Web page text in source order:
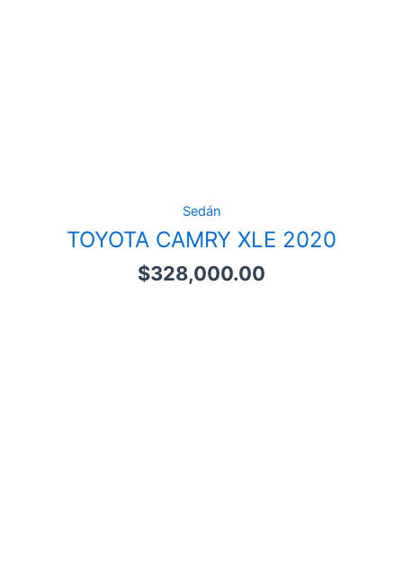
Sedán
TOYOTA CAMRY XLE 2020
$328,000.00